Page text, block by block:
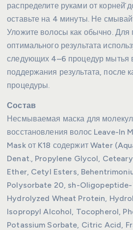
распределите руками от корней̆
оставьте на 4 минуты. Не
Уложите волосы как обычно. Для
оптимального результата
следующих 4–6 процедур мытья
поддержания результата, после
процедуры.
Состав
Несмываемая маска для
восстановления волос Leave-In
Mask от K18 содержит Water
Denat., Propylene Glycol,
Ether, Cetyl Esters,
Polysorbate 20, sh-Oligopeptide-
Hydrolyzed Wheat Protein,
Isopropyl Alcohol, Tocopherol,
Potassium Sorbate, Citric Acid,